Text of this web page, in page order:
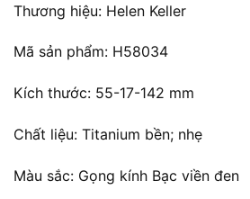
Thương hiệu: Helen Keller
Mã sản phẩm: H58034
Kích thước: 55-17-142 mm
Chất liệu: Titanium bền; nhẹ
Màu sắc: Gọng kính Bạc viền đen